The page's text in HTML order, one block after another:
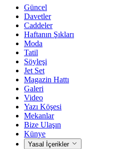
Güncel
Davetler
Caddeler
Haftanın Şıkları
Moda
Tatil
Söyleşi
Jet Set
Magazin Hattı
Galeri
Video
Yazı Köşesi
Mekanlar
Bize Ulaşın
Künye
Yasal İçerikler